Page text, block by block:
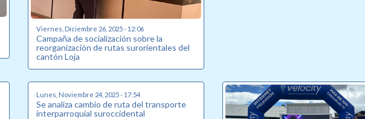
Viernes, Diciembre 26, 2025 - 12:06
Campaña de socialización sobre la
reorganización de rutas surorientales del
cantón Loja
Lunes, Noviembre 24, 2025 - 17:54
Se analiza cambio de ruta del transporte
interparroquial suroccidental